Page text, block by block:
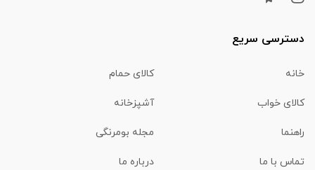
دسترسی سریع
خانه کالای حمام
کالای خواب آشپزخانه
راهنما مجله بومرنگی
تماس با ما درباره ما